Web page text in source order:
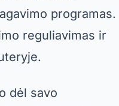
programas.
reguliavimas ir
dėl savo